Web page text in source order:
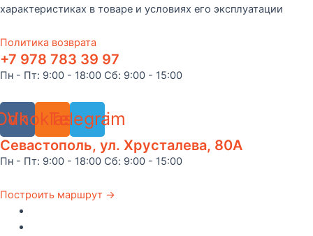
характеристиках в товаре и условиях его эксплуатации
Политика возврата
+7 978 783 39 97
Пн - Пт: 9:00 - 18:00 Сб: 9:00 - 15:00
Vk Telegram
Севастополь, ул. Хрусталева, 80А
Пн - Пт: 9:00 - 18:00 Сб: 9:00 - 15:00
Построить маршрут →